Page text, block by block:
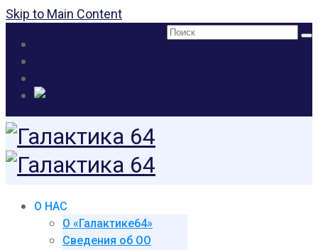
Skip to Main Content
Поиск:
О НАС
О «Галактике64»
Сведения об ОО